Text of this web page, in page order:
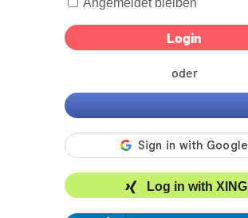
Angemeldet bleiben
oder
Log in with XING